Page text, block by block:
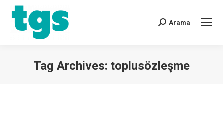
Arama
Tag Archives: toplusözleşme